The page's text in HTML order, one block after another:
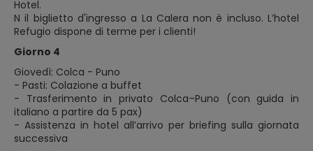
Hotel.
N il biglietto d'ingresso a La Calera non è incluso. L’hotel
Refugio dispone di terme per i clienti!
Giorno 4
Giovedì: Colca - Puno
- Pasti: Colazione a buffet
- Trasferimento in privato Colca–Puno (con guida in
italiano a partire da 5 pax)
- Assistenza in hotel all’arrivo per briefing sulla giornata
successiva